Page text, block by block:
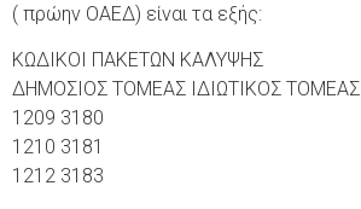
( πρώην ΟΑΕΔ) είναι τα εξής:
ΚΩΔΙΚΟΙ ΠΑΚΕΤΩΝ ΚΑΛΥΨΗΣ
ΔΗΜΟΣΙΟΣ ΤΟΜΕΑΣ ΙΔΙΩΤΙΚΟΣ ΤΟΜΕΑΣ
1209 3180
1210 3181
1212 3183